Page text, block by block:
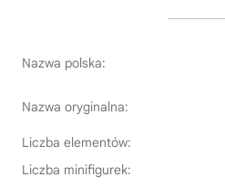
Nazwa polska:
Nazwa oryginalna:
Liczba elementów:
Liczba minifigurek: